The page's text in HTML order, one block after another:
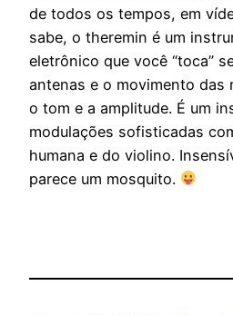
de todos os tempos, em
sabe, o theremin é um
eletrônico que você “toca”
antenas e o movimento das
o tom e a amplitude. É um
modulações sofisticadas
humana e do violino.
parece um mosquito.